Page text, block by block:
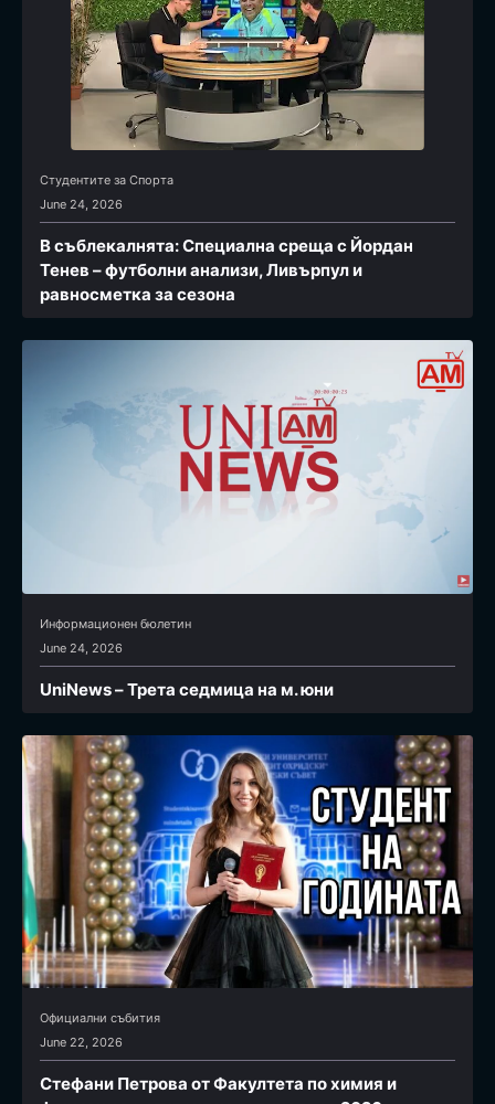
Студентите за Спортa
June 24, 2026
В съблекалнята: Специална среща с Йордан
Тенев – футболни анализи, Ливърпул и
равносметка за сезона
Информационен бюлетин
June 24, 2026
UniNews – Трета седмица на м. юни
Официални събития
June 22, 2026
Стефани Петрова от Факултета по химия и